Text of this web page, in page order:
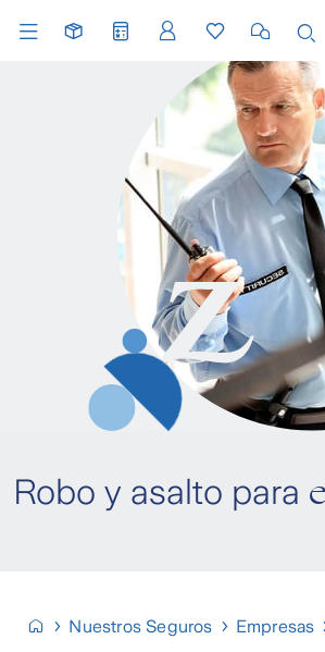
Robo y asalto para
Nuestros Seguros Empresas